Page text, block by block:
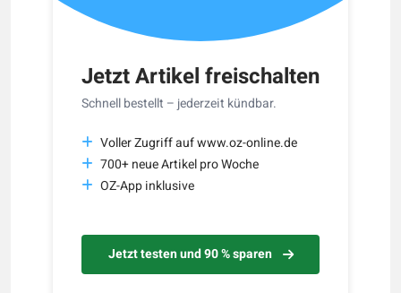
Jetzt Artikel freischalten
Schnell bestellt – jederzeit kündbar.
Voller Zugriff auf www.oz-online.de
700+ neue Artikel pro Woche
OZ-App inklusive
Jetzt testen und 90 % sparen